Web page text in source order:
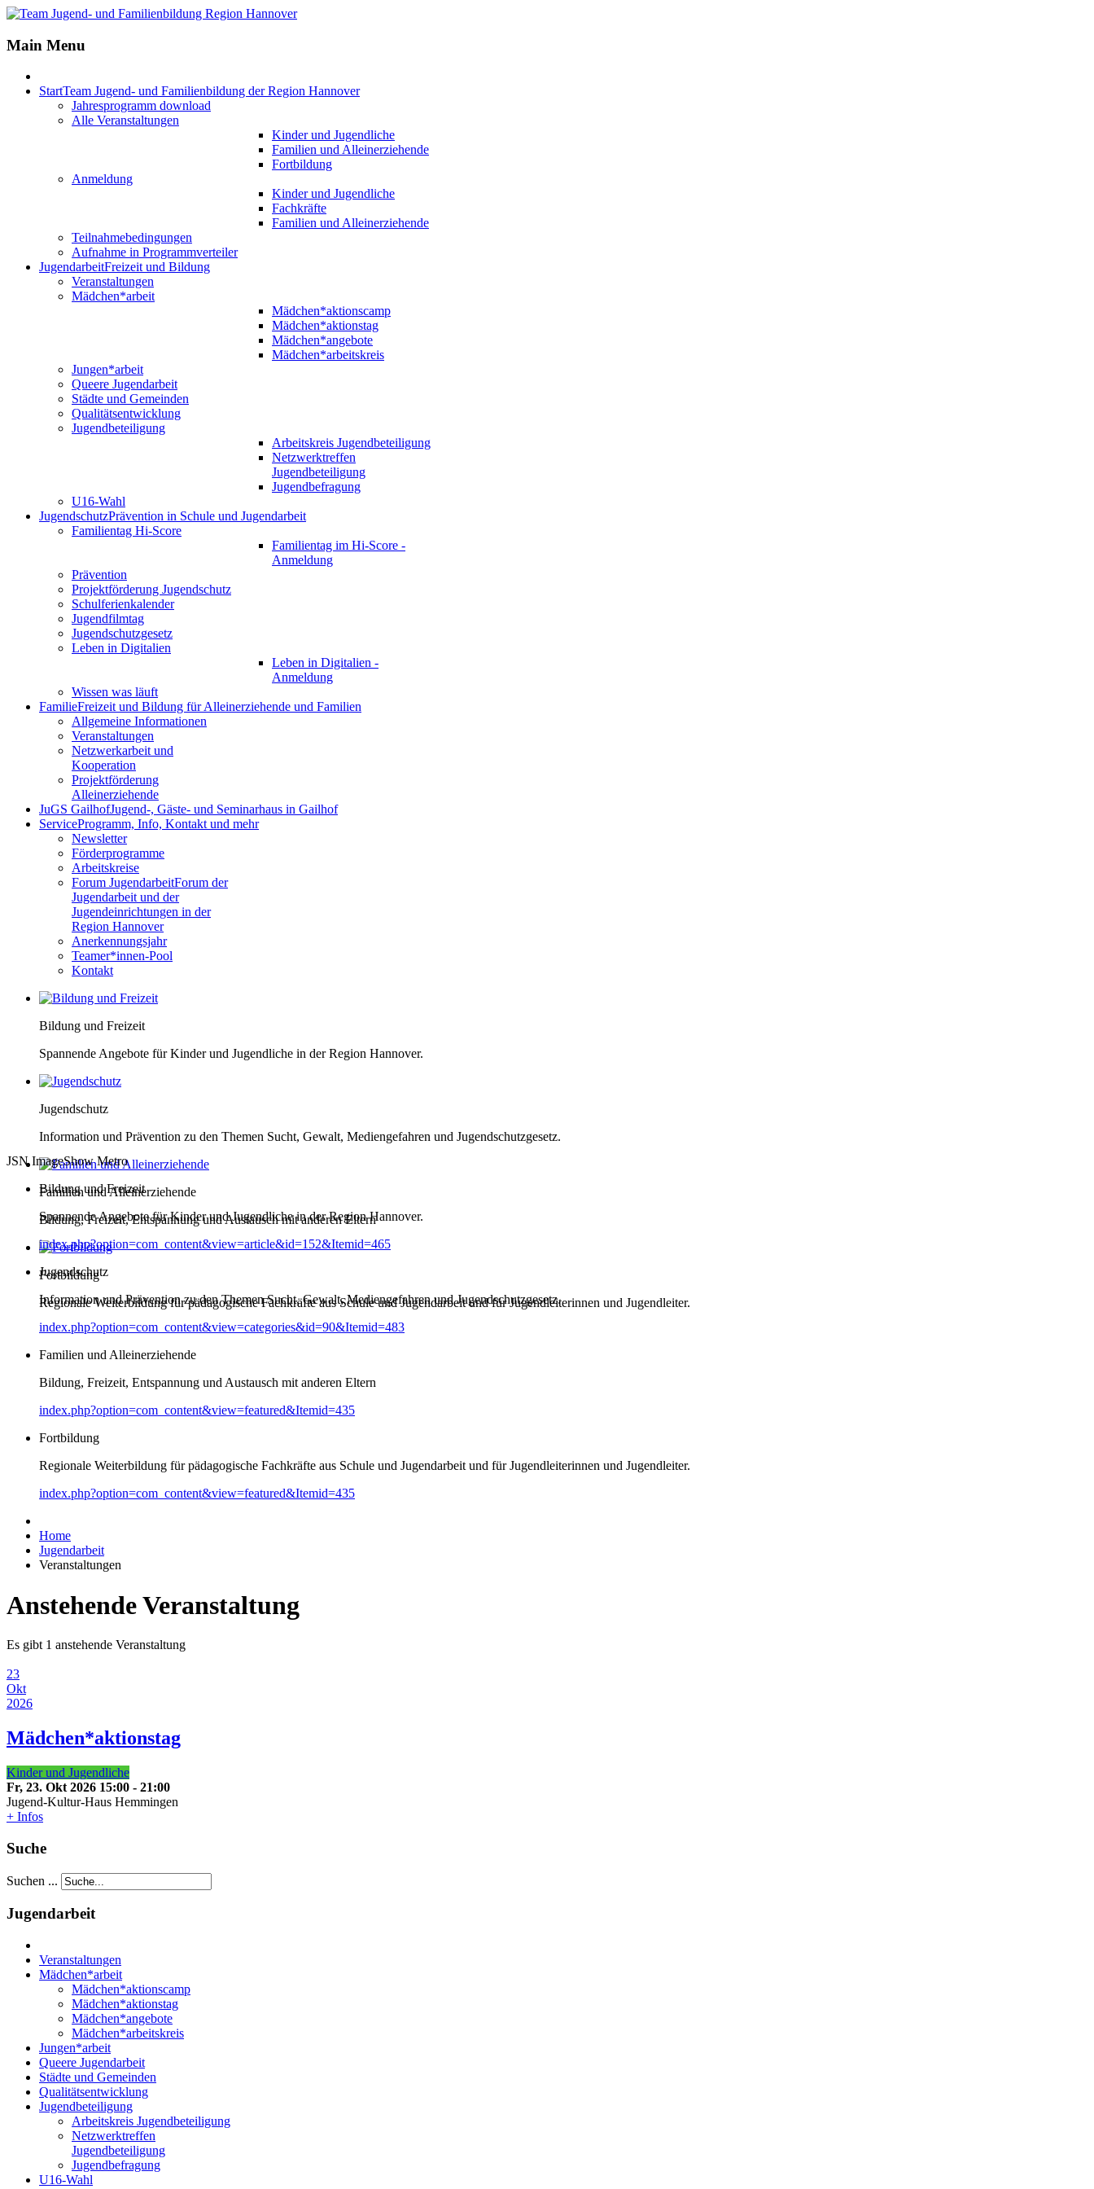
Main Menu
StartTeam Jugend- und Familienbildung der Region Hannover
Jahresprogramm download
Alle Veranstaltungen
Kinder und Jugendliche
Familien und Alleinerziehende
Fortbildung
Anmeldung
Kinder und Jugendliche
Fachkräfte
Familien und Alleinerziehende
Teilnahmebedingungen
Aufnahme in Programmverteiler
JugendarbeitFreizeit und Bildung
Veranstaltungen
Mädchen*arbeit
Mädchen*aktionscamp
Mädchen*aktionstag
Mädchen*angebote
Mädchen*arbeitskreis
Jungen*arbeit
Queere Jugendarbeit
Städte und Gemeinden
Qualitätsentwicklung
Jugendbeteiligung
Arbeitskreis Jugendbeteiligung
Netzwerktreffen
Jugendbeteiligung
Jugendbefragung
U16-Wahl
JugendschutzPrävention in Schule und Jugendarbeit
Familientag Hi-Score
Familientag im Hi-Score -
Anmeldung
Prävention
Projektförderung Jugendschutz
Schulferienkalender
Jugendfilmtag
Jugendschutzgesetz
Leben in Digitalien
Leben in Digitalien -
Anmeldung
Wissen was läuft
FamilieFreizeit und Bildung für Alleinerziehende und Familien
Allgemeine Informationen
Veranstaltungen
Netzwerkarbeit und
Kooperation
Projektförderung
Alleinerziehende
JuGS GailhofJugend-, Gäste- und Seminarhaus in Gailhof
ServiceProgramm, Info, Kontakt und mehr
Newsletter
Förderprogramme
Arbeitskreise
Forum JugendarbeitForum der
Jugendarbeit und der
Jugendeinrichtungen in der
Region Hannover
Anerkennungsjahr
Teamer*innen-Pool
Kontakt
Bildung und Freizeit
Spannende Angebote für Kinder und Jugendliche in der Region Hannover.
Jugendschutz
Information und Prävention zu den Themen Sucht, Gewalt, Mediengefahren und Jugendschutzgesetz.
Familien und Alleinerziehende
Bildung, Freizeit, Entspannung und Austausch mit anderen Eltern
Fortbildung
Regionale Weiterbildung für pädagogische Fachkräfte aus Schule und Jugendarbeit und für Jugendleiterinnen und Jugendleiter.
JSN ImageShow Metro
Bildung und Freizeit
Spannende Angebote für Kinder und Jugendliche in der Region Hannover.
index.php?option=com_content&view=article&id=152&Itemid=465
Jugendschutz
Information und Prävention zu den Themen Sucht, Gewalt, Mediengefahren und Jugendschutzgesetz.
index.php?option=com_content&view=categories&id=90&Itemid=483
Familien und Alleinerziehende
Bildung, Freizeit, Entspannung und Austausch mit anderen Eltern
index.php?option=com_content&view=featured&Itemid=435
Fortbildung
Regionale Weiterbildung für pädagogische Fachkräfte aus Schule und Jugendarbeit und für Jugendleiterinnen und Jugendleiter.
index.php?option=com_content&view=featured&Itemid=435
Home
Jugendarbeit
Veranstaltungen
Anstehende Veranstaltung
Es gibt 1 anstehende Veranstaltung
23
Okt
2026
Mädchen*aktionstag
Kinder und Jugendliche
Fr, 23. Okt 2026 15:00 - 21:00
Jugend-Kultur-Haus Hemmingen
+ Infos
Suche
Suchen ...
Jugendarbeit
Veranstaltungen
Mädchen*arbeit
Mädchen*aktionscamp
Mädchen*aktionstag
Mädchen*angebote
Mädchen*arbeitskreis
Jungen*arbeit
Queere Jugendarbeit
Städte und Gemeinden
Qualitätsentwicklung
Jugendbeteiligung
Arbeitskreis Jugendbeteiligung
Netzwerktreffen
Jugendbeteiligung
Jugendbefragung
U16-Wahl